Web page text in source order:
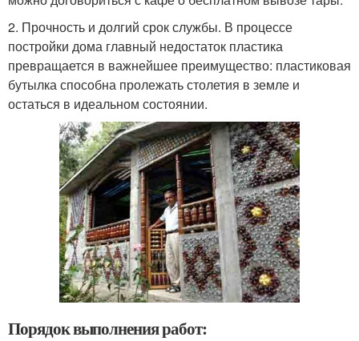
2. Прочность и долгий срок службы. В процессе
постройки дома главный недостаток пластика
превращается в важнейшее преимущество: пластиковая
бутылка способна пролежать столетия в земле и
остаться в идеальном состоянии.
Порядок выполнения работ: